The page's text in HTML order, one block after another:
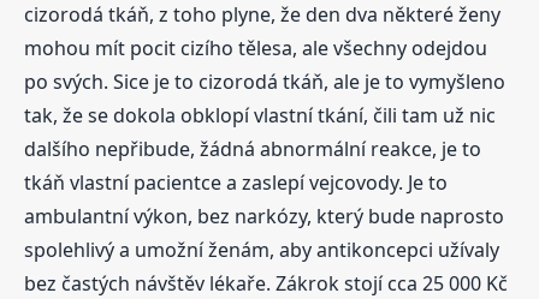
cizorodá tkáň, z toho plyne, že den dva některé ženy
mohou mít pocit cizího tělesa, ale všechny odejdou
po svých. Sice je to cizorodá tkáň, ale je to vymyšleno
tak, že se dokola obklopí vlastní tkání, čili tam už nic
dalšího nepřibude, žádná abnormální reakce, je to
tkáň vlastní pacientce a zaslepí vejcovody. Je to
ambulantní výkon, bez narkózy, který bude naprosto
spolehlivý a umožní ženám, aby antikoncepci užívaly
bez častých návštěv lékaře. Zákrok stojí cca 25 000 Kč